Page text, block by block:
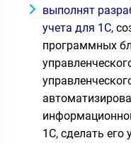
выполнят
учета для 1С,
программных
1С, сделать